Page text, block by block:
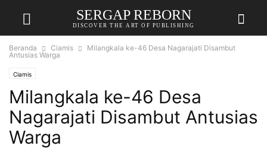
SERGAP REBORN
DISCOVER THE ART OF PUBLISHING
Beranda Ciamis
Milangkala ke-46 Desa Nagarajati Disambut
Antusias Warga
Ciamis
Milangkala ke-46 Desa
Nagarajati Disambut Antusias
Warga